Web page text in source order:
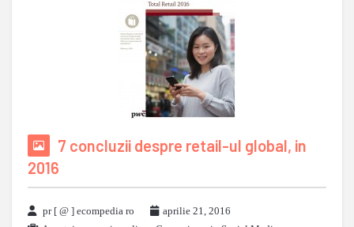
7 concluzii despre retail-ul global, in
2016
pr [ @ ] ecompedia ro
aprilie 21, 2016